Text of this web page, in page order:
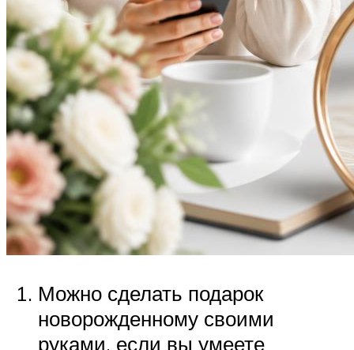
Можно сделать подарок
новорожденному своими
руками, если вы умеете